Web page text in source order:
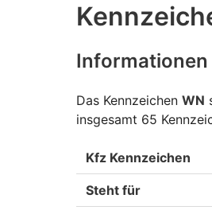
Informationen
Das Kennzeichen WN
insgesamt 65
Kfz Kennzeichen
Steht für